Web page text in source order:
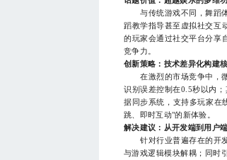
与传统游戏不同，舞蹈体
蹈教学指导甚至虚拟社交互
的玩家会通过社交平台分享
竞争力。
创新策略：技术差异化构建
在激烈的市场竞争中，微
识别误差控制在0.5秒以内
据同步系统，支持多玩家在
跳、即时互动"的新体验。
解决建议：从开发端到用户
针对行业普遍存在的开发
与游戏逻辑模块解耦；同时